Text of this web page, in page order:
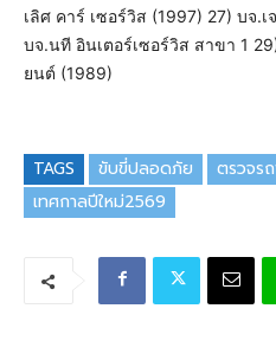
เลิศ คาร์ เซอร์วิส (1997) 27) บจ
บจ.นที อินเตอร์เซอร์วิส สาขา 1
ยนต์ (1989)
TAGS ขับขี่ปลอดภัย ตรวจร
เทศกาลปีใหม่2569